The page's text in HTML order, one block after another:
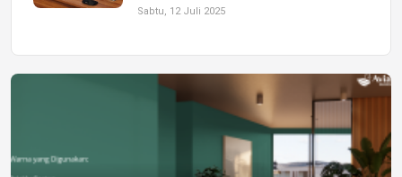
Sabtu, 12 Juli 2025